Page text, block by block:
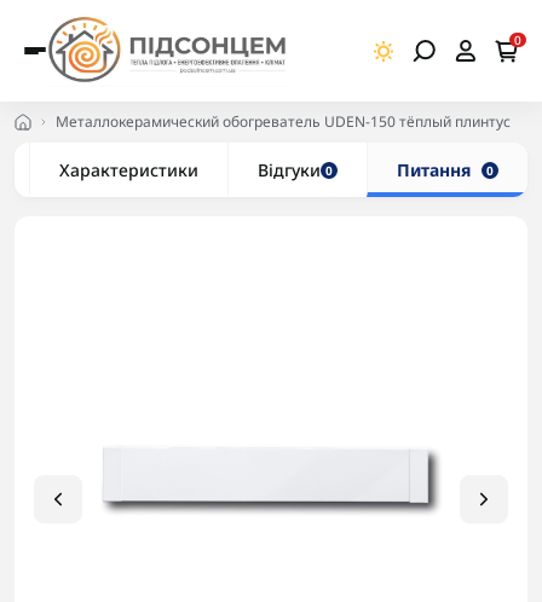
0
Металлокерамический обогреватель UDEN-150 тёплый плинтус
Характеристики Відгуки 0 Питання 0